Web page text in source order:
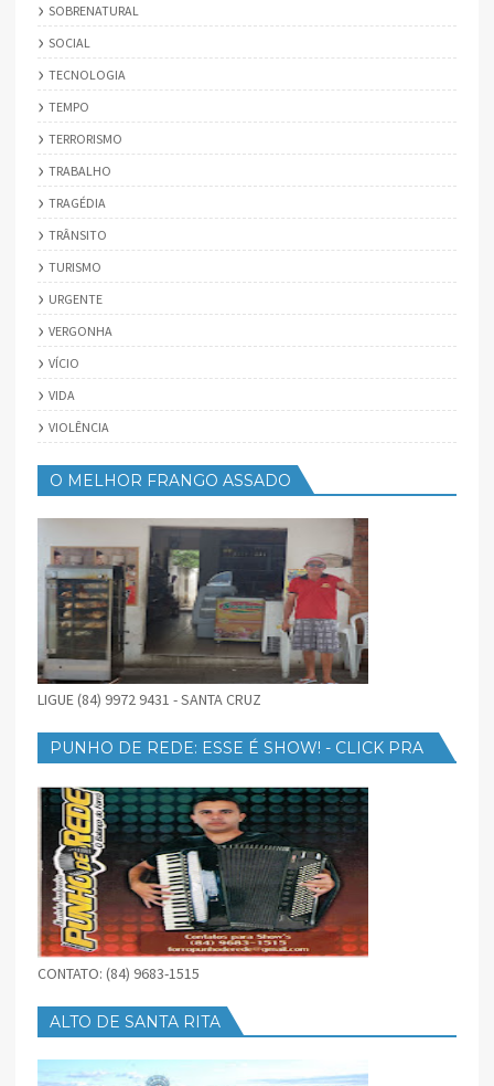
SOBRENATURAL
SOCIAL
TECNOLOGIA
TEMPO
TERRORISMO
TRABALHO
TRAGÉDIA
TRÂNSITO
TURISMO
URGENTE
VERGONHA
VÍCIO
VIDA
VIOLÊNCIA
O MELHOR FRANGO ASSADO
LIGUE (84) 9972 9431 - SANTA CRUZ
PUNHO DE REDE: ESSE É SHOW! - CLICK PRA
CONTATO: (84) 9683-1515
ALTO DE SANTA RITA